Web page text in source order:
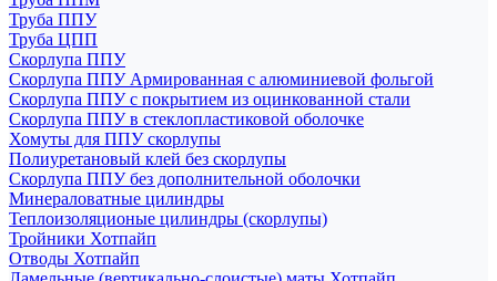
Труба ППУ
Труба ЦПП
Скорлупа ППУ
Скорлупа ППУ Армированная с алюминиевой фольгой
Скорлупа ППУ с покрытием из оцинкованной стали
Скорлупа ППУ в стеклопластиковой оболочке
Хомуты для ППУ скорлупы
Полиуретановый клей без скорлупы
Скорлупа ППУ без дополнительной оболочки
Минераловатные цилиндры
Теплоизоляционые цилиндры (скорлупы)
Тройники Хотпайп
Отводы Хотпайп